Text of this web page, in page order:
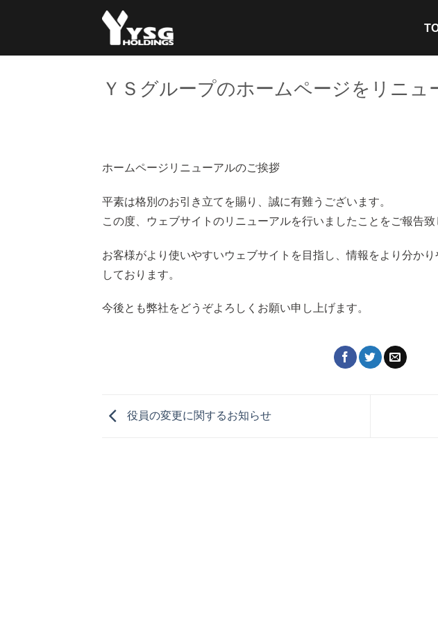
ＹＳグループのホームページをリニュ
ホームページリニューアルのご挨拶
平素は格別のお引き立てを賜り、誠に有難うございます。
この度、ウェブサイトのリニューアルを行いましたことをご報告致
お客様がより使いやすいウェブサイトを目指し、情報をより分か
しております。
今後とも弊社をどうぞよろしくお願い申し上げます。
役員の変更に関するお知らせ